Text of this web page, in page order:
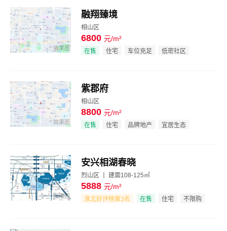
效果图
融翔臻境
相山区
6800 元/m²
在售 住宅 车位充足 低密社区
效果图
紫郡府
相山区
8800 元/m²
在售 住宅 品牌地产 宜居生态
效果图
安兴相湖春晓
烈山区 丨 建面108-125㎡
5888 元/m²
淮北好评榜第3名 在售 住宅
不限购